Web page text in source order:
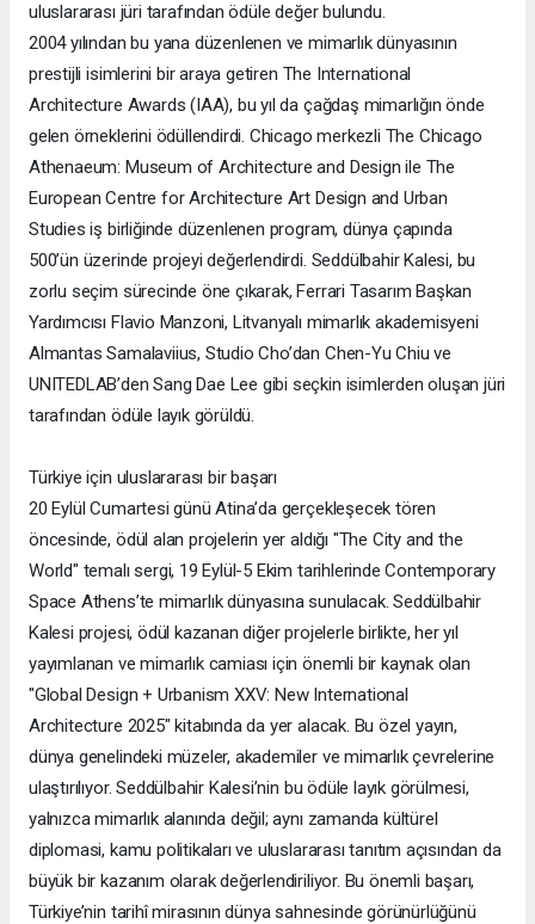
uluslararası jüri tarafından ödüle değer bulundu.
2004 yılından bu yana düzenlenen ve mimarlık dünyasının
prestijli isimlerini bir araya getiren The International
Architecture Awards (IAA), bu yıl da çağdaş mimarlığın önde
gelen örneklerini ödüllendirdi. Chicago merkezli The Chicago
Athenaeum: Museum of Architecture and Design ile The
European Centre for Architecture Art Design and Urban
Studies iş birliğinde düzenlenen program, dünya çapında
500’ün üzerinde projeyi değerlendirdi. Seddülbahir Kalesi, bu
zorlu seçim sürecinde öne çıkarak, Ferrari Tasarım Başkan
Yardımcısı Flavio Manzoni, Litvanyalı mimarlık akademisyeni
Almantas Samalaviius, Studio Cho’dan Chen-Yu Chiu ve
UNITEDLAB’den Sang Dae Lee gibi seçkin isimlerden oluşan jüri
tarafından ödüle layık görüldü.
Türkiye için uluslararası bir başarı
20 Eylül Cumartesi günü Atina’da gerçekleşecek tören
öncesinde, ödül alan projelerin yer aldığı "The City and the
World" temalı sergi, 19 Eylül-5 Ekim tarihlerinde Contemporary
Space Athens’te mimarlık dünyasına sunulacak. Seddülbahir
Kalesi projesi, ödül kazanan diğer projelerle birlikte, her yıl
yayımlanan ve mimarlık camiası için önemli bir kaynak olan
"Global Design + Urbanism XXV: New International
Architecture 2025" kitabında da yer alacak. Bu özel yayın,
dünya genelindeki müzeler, akademiler ve mimarlık çevrelerine
ulaştırılıyor. Seddülbahir Kalesi’nin bu ödüle layık görülmesi,
yalnızca mimarlık alanında değil; aynı zamanda kültürel
diplomasi, kamu politikaları ve uluslararası tanıtım açısından da
büyük bir kazanım olarak değerlendiriliyor. Bu önemli başarı,
Türkiye’nin tarihî mirasının dünya sahnesinde görünürlüğünü